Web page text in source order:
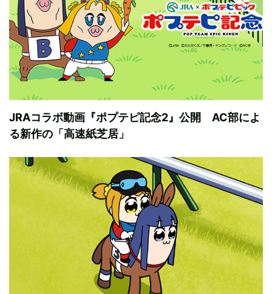
JRAコラボ動画『ポプテピ記念2』公開 AC部によ
る新作の「高速紙芝居」